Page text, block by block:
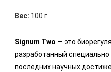
Вес: 100 г
Signum Two — это
разработанный
последних научных